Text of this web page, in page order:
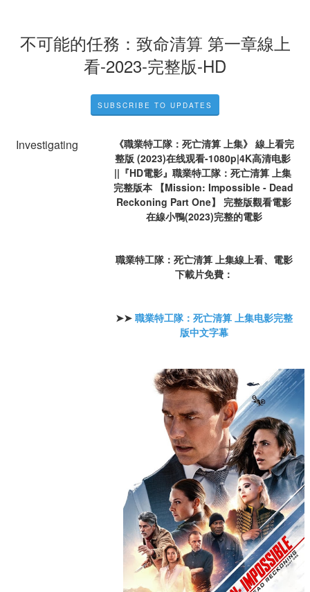
不可能的任務：致命清算 第一章線上
看-2023-完整版-HD
SUBSCRIBE TO UPDATES
Investigating
《職業特工隊：死亡清算 上集》 線上看完
整版 (2023)在线观看-1080p|4K高清电影
||『HD電影』職業特工隊：死亡清算 上集
完整版本 【Mission: Impossible - Dead
Reckoning Part One】 完整版觀看電影
在線小鴨(2023)完整的電影
職業特工隊：死亡清算 上集線上看、電影
下載片免費：
➤➤ 職業特工隊：死亡清算 上集电影完整
版中文字幕